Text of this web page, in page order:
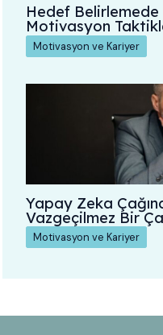
Hedef Belirlemede
Motivasyon
Motivasyon ve Kariyer
Yapay Zeka
Vazgeçilmez Bir
Motivasyon ve Kariyer